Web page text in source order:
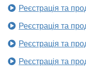
Реєстрація та
Реєстрація та
Реєстрація та
Реєстрація та